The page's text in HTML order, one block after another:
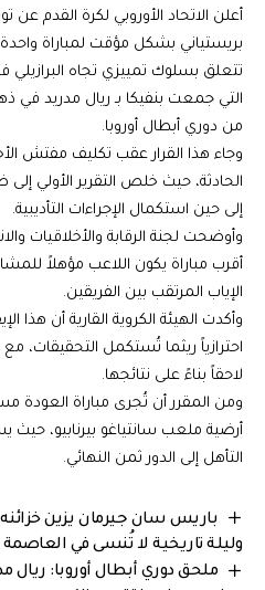
أعلن الاتحاد الأوروبي لكرة القدم عن
بريستياني بشكل مؤقت لمباراة
تتعلق بسلوك تمييزي تجاه
من دوري أبطال أوروبا.
وجاء هذا القرار عقب تكليف مفتش
الحادثة، حيث خلص التقرير الأولي
إلى حين استكمال الإجراءات التأديبية.
وأوضحت لجنة الرقابة والأخلاقيات
أقرب مباراة يكون اللاعب مؤهلاً
الإياب المرتقب بين الفريقين.
وأكدت الهيئة الكروية القارية أن هذا
احترازياً ريثما تُستكمل التحقيقات،
لاحقاً بناءً على نتائجها.
أرضية ملعب سانتياغو بيرنابيو،
التأهل إلى الدور ثمن النهائي.
باريس سان جيرمان يزين خزائنه
وليلة تاريخية لا تُنسى في
ملحق دوري أبطال أوروبا: ريال